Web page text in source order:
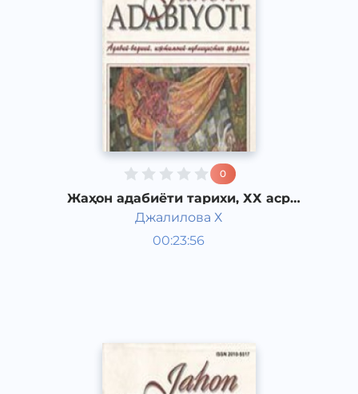
0
Жаҳон адабиёти тарихи, ХХ аср
Америка адабиёти.
Джалилова Х
00:23:56
Жаҳон адабиёти